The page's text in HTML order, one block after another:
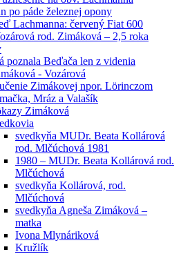
po páde železnej opony
Lachmanna: červený Fiat 600
rod. Zimáková – 2,5 roka
poznala Beďača len z videnia
- Vozárová
Zimákovej npor. Lörinczom
Mráz a Valašík
Zimáková
svedkyňa MUDr. Beata Kollárová
rod. Mlčúchová 1981
1980 – MUDr. Beata Kollárová rod.
Mlčúchová
svedkyňa Kollárová, rod.
Mlčúchová
svedkyňa Agneša Zimáková –
matka
Ivona Mlynáriková
Kružlík